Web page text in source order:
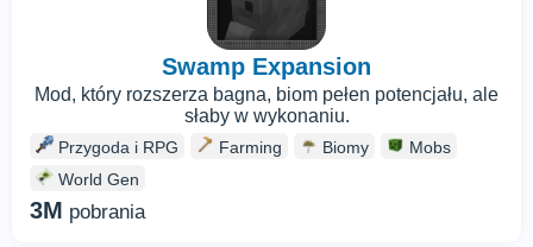
Swamp Expansion
Mod, który rozszerza bagna, biom pełen potencjału, ale
słaby w wykonaniu.
Przygoda i RPG Farming Biomy
Mobs
World Gen
3M pobrania